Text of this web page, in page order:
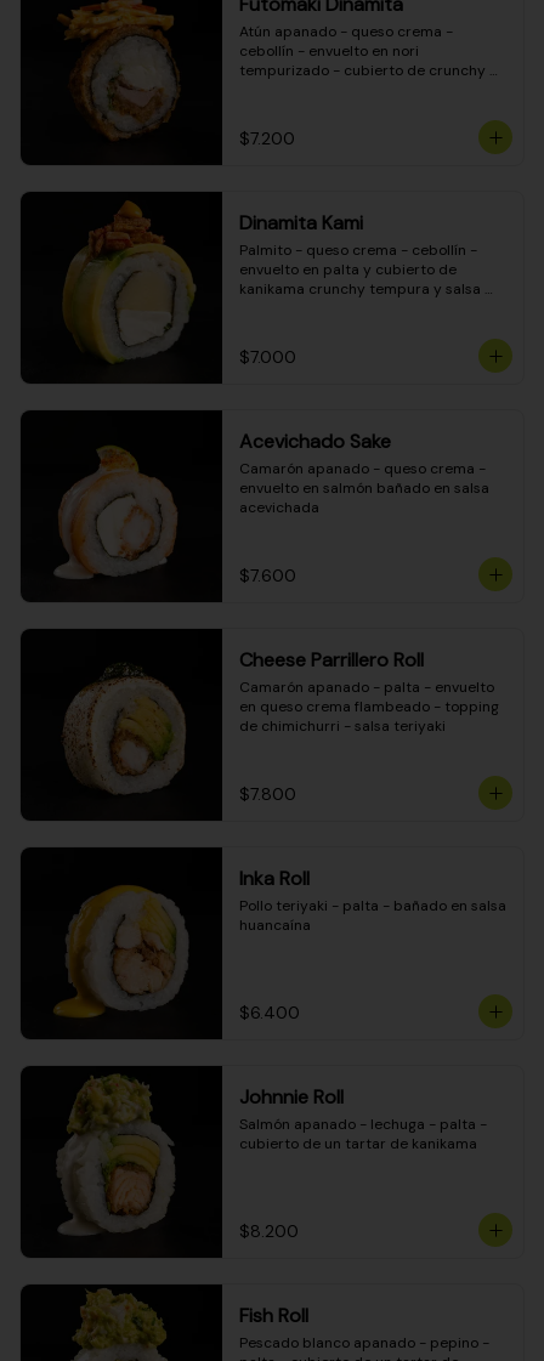
Atún apanado - queso crema -
cebollín - envuelto en nori
tempurizado - cubierto de crunchy
$7.200
Dinamita Kami
Palmito - queso crema - cebollín -
envuelto en palta y cubierto de
kanikama crunchy tempura y salsa
$7.000
Acevichado Sake
Camarón apanado - queso crema -
envuelto en salmón bañado en salsa
acevichada
$7.600
Cheese Parrillero Roll
Camarón apanado - palta - envuelto
en queso crema flambeado - topping
de chimichurri - salsa teriyaki
$7.800
Inka Roll
Pollo teriyaki - palta - bañado en salsa
huancaína
$6.400
Johnnie Roll
Salmón apanado - lechuga - palta -
cubierto de un tartar de kanikama
$8.200
Fish Roll
Pescado blanco apanado - pepino -